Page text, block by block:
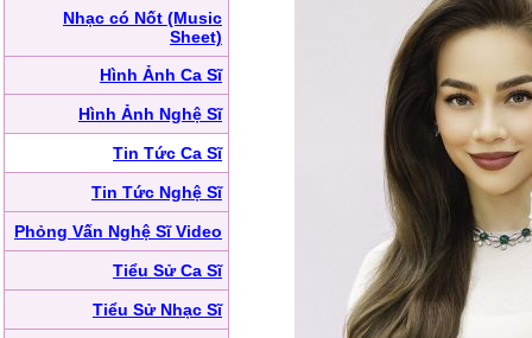
Nhạc có Nốt (Music
Sheet)
Hình Ảnh Ca Sĩ
Hình Ảnh Nghệ Sĩ
Tin Tức Ca Sĩ
Tin Tức Nghệ Sĩ
Phỏng Vấn Nghệ Sĩ Video
Tiểu Sử Ca Sĩ
Tiểu Sử Nhạc Sĩ